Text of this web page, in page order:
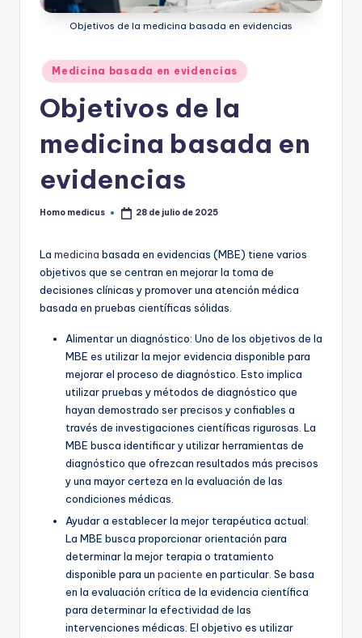
Objetivos de la medicina basada en evidencias
Publicado
en
Medicina basada en evidencias
Objetivos de la
medicina basada en
evidencias
Publicado
Homo medicus 28 de julio de 2025
La medicina basada en evidencias (MBE) tiene varios
objetivos que se centran en mejorar la toma de
decisiones clínicas y promover una atención médica
basada en pruebas científicas sólidas.
Alimentar un diagnóstico: Uno de los objetivos de la
MBE es utilizar la mejor evidencia disponible para
mejorar el proceso de diagnóstico. Esto implica
utilizar pruebas y métodos de diagnóstico que
hayan demostrado ser precisos y confiables a
través de investigaciones científicas rigurosas. La
MBE busca identificar y utilizar herramientas de
diagnóstico que ofrezcan resultados más precisos
y una mayor certeza en la evaluación de las
condiciones médicas.
Ayudar a establecer la mejor terapéutica actual:
La MBE busca proporcionar orientación para
determinar la mejor terapia o tratamiento
disponible para un paciente en particular. Se basa
en la evaluación crítica de la evidencia científica
para determinar la efectividad de las
intervenciones médicas. El objetivo es utilizar